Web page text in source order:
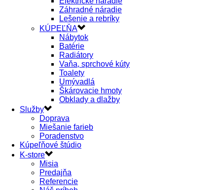
Záhradné náradie
Lešenie a rebríky
KÚPEĽŇA
Nábytok
Batérie
Radiátory
Vaňa, sprchové kúty
Toalety
Umývadlá
Škárovacie hmoty
Obklady a dlažby
Služby
Doprava
Miešanie farieb
Poradenstvo
Kúpeľňové štúdio
K-store
Misia
Predajňa
Referencie